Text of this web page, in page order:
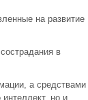
на развитие
в
а средствами
но и